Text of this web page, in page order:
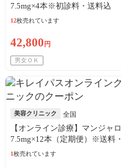
7.5mg×4本※初診料・送料込
12枚売れています
42,800 円
男女ＯＫ
美容クリニック 全国
【オンライン診療】マンジャロ
7.5mg×12本（定期便）※送料・
アルコール綿・診察料込
1枚売れています